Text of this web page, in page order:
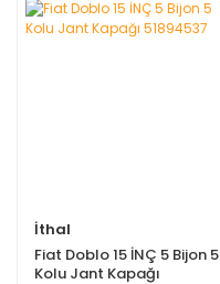
İthal
Fiat Doblo 15 İNÇ 5 Bijon 5
Kolu Jant Kapağı